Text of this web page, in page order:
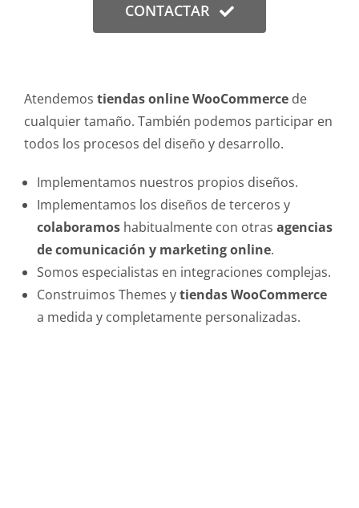
CONTACTAR
Atendemos tiendas online WooCommercede
cualquier tamaño. También podemos participar en
todos los procesos del diseño y desarrollo.
Implementamos nuestros propios diseños.
Implementamos los diseños de terceros y
colaboramoshabitualmente con otras agencias
de comunicación y marketing online.
Somos especialistas en integraciones complejas.
Construimos Themes ytiendas WooCommerce
a medida y completamente personalizadas.